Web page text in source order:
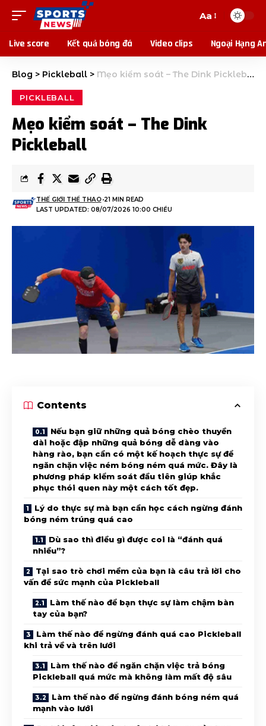
Aa
Live score Kết quả bóng đá Video clips Ngoại Hạng
Blog > Pickleball > Mẹo kiểm soát – The Dink Pickleball
PICKLEBALL
Mẹo kiểm soát – The Dink
Pickleball
LAST UPDATED: 08/07/2026 10:00 CHIỀU
THẾ GIỚI THỂ THAO 21 MIN READ
Contents
Nếu bạn giữ những quả bóng chèo thuyền
dài hoặc đập những quả bóng dễ dàng vào
hàng rào, bạn cần có một kế hoạch thực sự để
ngăn chặn việc ném bóng ném quá mức. Đây là
phương pháp kiểm soát đầu tiên giúp khắc
phục thói quen này một cách tốt đẹp.
Lý do thực sự mà bạn cần học cách ngừng đánh
bóng ném trúng quá cao
Dù sao thì điều gì được coi là “đánh quá
nhiều”?
Tại sao trò chơi mềm của bạn là câu trả lời cho
vấn đề sức mạnh của Pickleball
Làm thế nào để bạn thực sự làm chậm bàn
tay của bạn?
Làm thế nào để ngừng đánh quá cao Pickleball
khi trả về và trên lưới
Làm thế nào để ngăn chặn việc trả bóng
Pickleball quá mức mà không làm mất độ sâu
Làm thế nào để ngừng đánh bóng ném quá
mạnh vào lưới